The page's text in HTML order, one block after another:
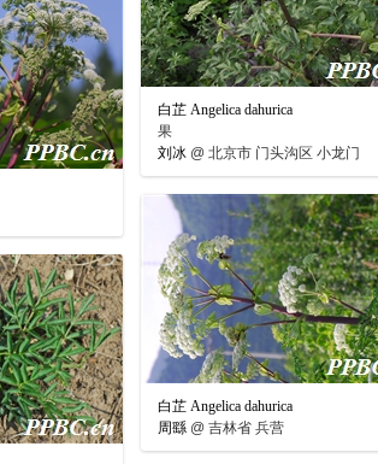
白芷 Angelica dahurica
果
刘冰 @ 北京市 门头沟区 小龙门
白芷 Angelica dahurica
周繇 @ 吉林省 兵营